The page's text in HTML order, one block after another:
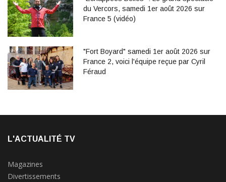
du Vercors, samedi 1er août 2026 sur
France 5 (vidéo)
"Fort Boyard" samedi 1er août 2026 sur
France 2, voici l'équipe reçue par Cyril
Féraud
L'ACTUALITÉ TV
Magazines
Divertissements